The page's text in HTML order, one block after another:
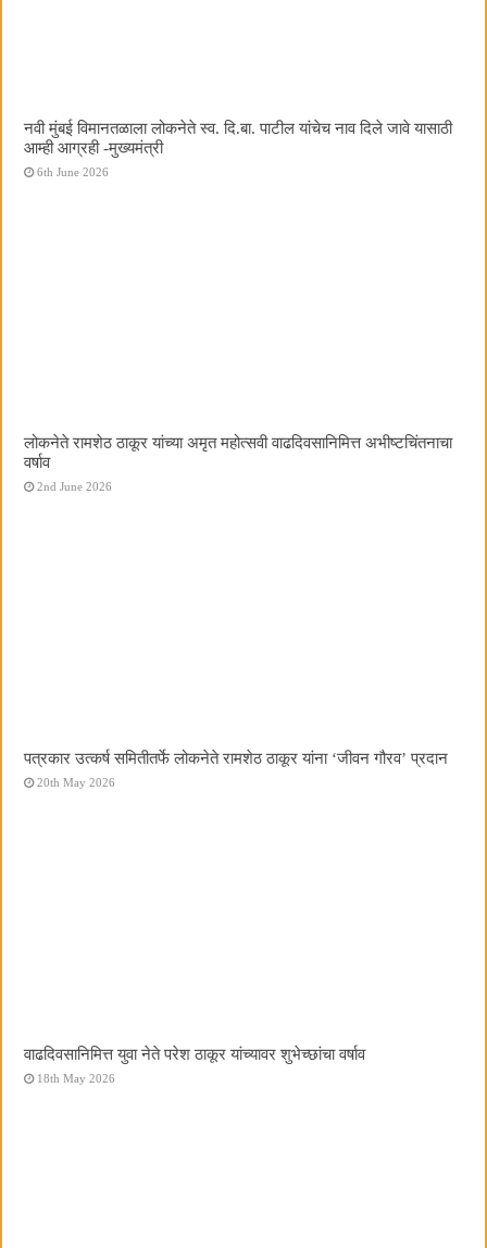
नवी मुंबई विमानतळाला लोकनेते स्व. दि.बा. पाटील यांचेच नाव दिले जावे यासाठी
आम्ही आग्रही -मुख्यमंत्री
6th June 2026
लोकनेते रामशेठ ठाकूर यांच्या अमृत महोत्सवी वाढदिवसानिमित्त अभीष्टचिंतनाचा
वर्षाव
2nd June 2026
पत्रकार उत्कर्ष समितीतर्फे लोकनेते रामशेठ ठाकूर यांना ‌‘जीवन गौरव‌’ प्रदान
20th May 2026
वाढदिवसानिमित्त युवा नेते परेश ठाकूर यांच्यावर शुभेच्छांचा वर्षाव
18th May 2026